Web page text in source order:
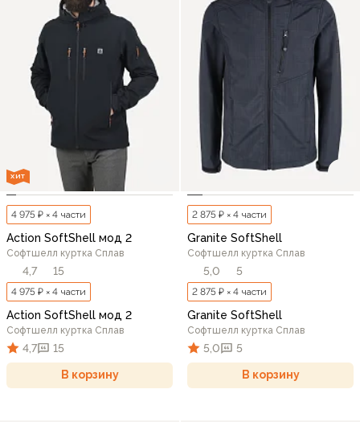
ХИТ
4 975 ₽ × 4 части
Action SoftShell мод 2
Софтшелл куртка Сплав
4,7 15
4 975 ₽ × 4 части
Action SoftShell мод 2
Софтшелл куртка Сплав
4,7 15
В корзину
2 875 ₽ × 4 части
Granite SoftShell
Софтшелл куртка Сплав
5,0 5
2 875 ₽ × 4 части
Granite SoftShell
Софтшелл куртка Сплав
5,0 5
В корзину